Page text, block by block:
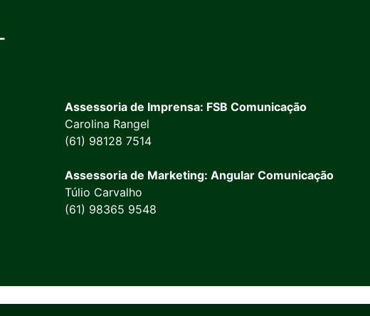
Assessoria de Imprensa: FSB Comunicação
Carolina Rangel
(61) 98128 7514
Assessoria de Marketing: Angular Comunicação
Túlio Carvalho
(61) 98365 9548